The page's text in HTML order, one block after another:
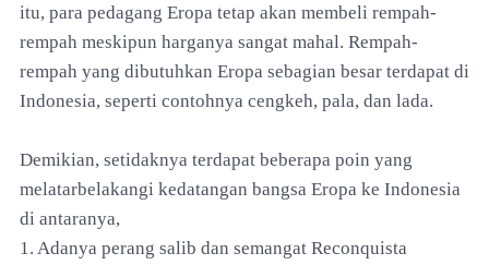
itu, para pedagang Eropa tetap akan membeli rempah-
rempah meskipun harganya sangat mahal. Rempah-
rempah yang dibutuhkan Eropa sebagian besar terdapat di
Indonesia, seperti contohnya cengkeh, pala, dan lada.
Demikian, setidaknya terdapat beberapa poin yang
melatarbelakangi kedatangan bangsa Eropa ke Indonesia
di antaranya,
1. Adanya perang salib dan semangat Reconquista